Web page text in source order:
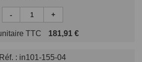
- +
TTC 181,91 €
Réf. : in101-155-04